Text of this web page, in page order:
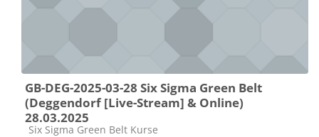
GB-DEG-2025-03-28 Six Sigma Green Belt
(Deggendorf [Live-Stream] & Online)
28.03.2025
Kursbereich
Six Sigma Green Belt Kurse